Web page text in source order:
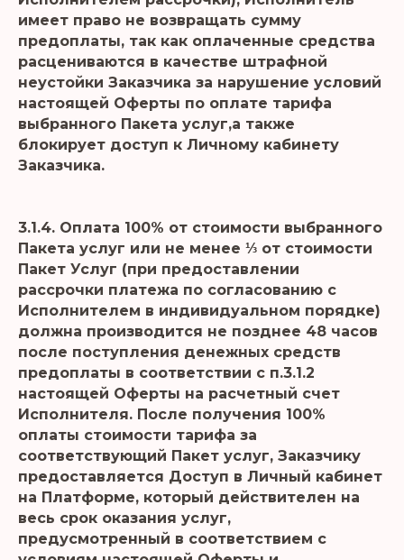
имеет право не возвращать сумму
предоплаты, так как оплаченные средства
расцениваются в качестве штрафной
неустойки Заказчика за нарушение условий
настоящей Оферты по оплате тарифа
выбранного Пакета услуг,а также
блокирует доступ к Личному кабинету
Заказчика.
3.1.4. Оплата 100% от стоимости выбранного
Пакета услуг или не менее ⅓ от стоимости
Пакет Услуг (при предоставлении
рассрочки платежа по согласованию с
Исполнителем в индивидуальном порядке)
должна производится не позднее 48 часов
после поступления денежных средств
предоплаты в соответствии с п.3.1.2
настоящей Оферты на расчетный счет
Исполнителя. После получения 100%
оплаты стоимости тарифа за
соответствующий Пакет услуг, Заказчику
предоставляется Доступ в Личный кабинет
на Платформе, который действителен на
весь срок оказания услуг,
предусмотренный в соответствием с